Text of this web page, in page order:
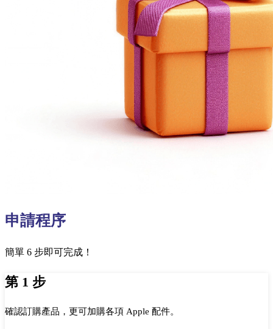
申請程序
簡單 6 步即可完成！
第 1 步
確認訂購產品，更可加購各項 Apple 配件。